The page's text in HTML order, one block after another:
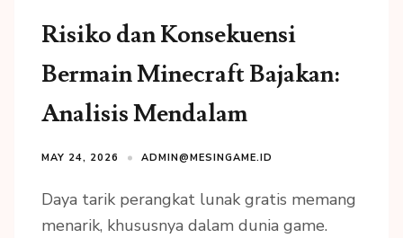
Risiko dan Konsekuensi
Bermain Minecraft Bajakan:
Analisis Mendalam
MAY 24, 2026 ADMIN@MESINGAME.ID
Daya tarik perangkat lunak gratis memang
menarik, khususnya dalam dunia game.